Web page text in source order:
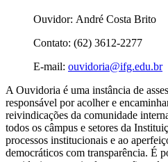
Ouvidor: André Costa Brito
Contato: (62) 3612-2277
E-mail: ouvidoria@ifg.edu.br
A Ouvidoria é uma instância de
responsável por acolher e
reivindicações da comunidade
todos os câmpus e setores da
processos institucionais e ao
democráticos com transparência. É